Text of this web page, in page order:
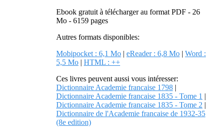
Ebook gratuit à télécharger au format PDF - 26
Mo - 6159 pages
Autres formats disponibles:
Mobipocket : 6,1 Mo | eReader : 6,8 Mo | Word :
5,5 Mo | HTML : ++
Ces livres peuvent aussi vous intéresser:
Dictionnaire Academie francaise 1798 |
Dictionnaire Academie francaise 1835 - Tome 1 |
Dictionnaire Academie francaise 1835 - Tome 2 |
Dictionnaire de l'Academie francaise de 1932-35
(8e edition)